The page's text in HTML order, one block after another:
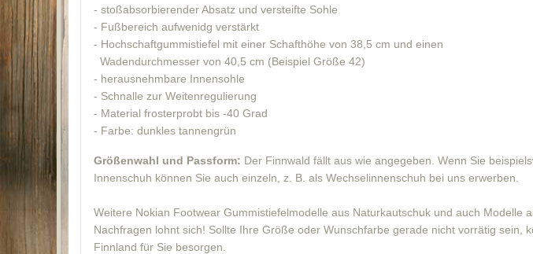
- stoßabsorbierender Absatz und versteifte Sohle
- Fußbereich aufwenidg verstärkt
- Hochschaftgummistiefel mit einer Schafthöhe von 38,5 cm und einen
Wadendurchmesser von 40,5 cm (Beispiel Größe 42)
- herausnehmbare Innensohle
- Schnalle zur Weitenregulierung
- Material frosterprobt bis -40 Grad
- Farbe: dunkles tannengrün
Größenwahl und Passform: Der Finnwald fällt aus wie angegeben. Wenn Sie
Innenschuh können Sie auch einzeln, z. B. als Wechselinnenschuh bei uns erwerben.
Weitere Nokian Footwear Gummistiefelmodelle aus Naturkautschuk und auch Modelle
Nachfragen lohnt sich! Sollte Ihre Größe oder Wunschfarbe gerade nicht vorrätig
Finnland für Sie besorgen.